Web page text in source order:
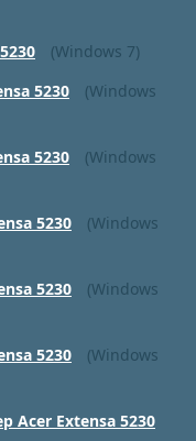
(Windows 7)
5230
(Windows
5230
(Windows
5230
(Windows
5230
(Windows
5230
(Windows
Acer Extensa 5230